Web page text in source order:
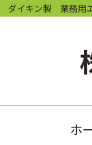
ダイキン製 業務用
ホ